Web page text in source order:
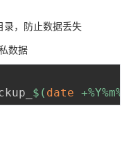
录，防止数据丢失
数据
$( date +%Y%m%d